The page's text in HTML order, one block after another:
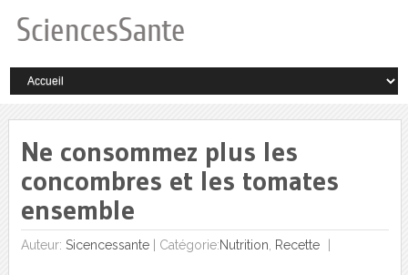
Ne consommez plus les
concombres et les tomates
ensemble
Auteur: Sicencessante| Catégorie:Nutrition Recette